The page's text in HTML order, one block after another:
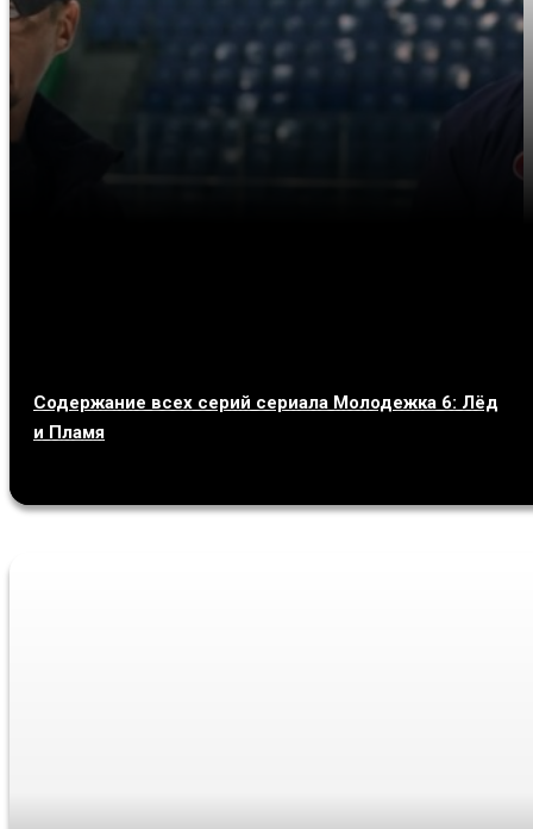
Содержание всех серий сериала Молодежка 6: Лёд
и Пламя